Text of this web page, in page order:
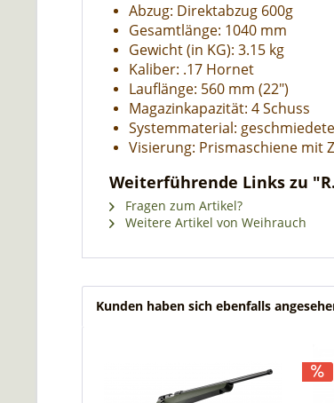
Abzug: Direktabzug 600g
Gesamtlänge: 1040 mm
Gewicht (in KG): 3.15 kg
Kaliber: .17 Hornet
Lauflänge: 560 mm (22")
Magazinkapazität: 4 Schuss
Systemmaterial:
Visierung: Prismaschiene mit
Weiterführende Links zu
Fragen zum Artikel?
Weitere Artikel von Weihrauch
Kunden haben sich ebenfalls